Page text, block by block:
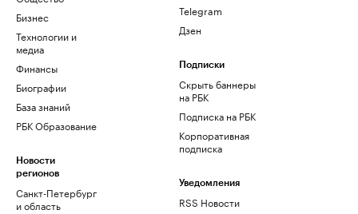
Бизнес
Технологии и
медиа
Финансы
Биографии
База знаний
РБК Образование
Новости
регионов
Санкт-Петербург
и область
Telegram
Дзен
Подписки
Скрыть баннеры
на РБК
Подписка на РБК
Корпоративная
подписка
Уведомления
RSS Новости